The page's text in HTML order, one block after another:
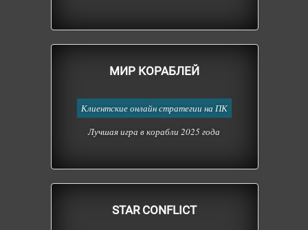
МИР КОРАБЛЕЙ
Клиентские онлайн стратегии на ПК
Лучшая игра в корабли 2025 года
STAR CONFLICT